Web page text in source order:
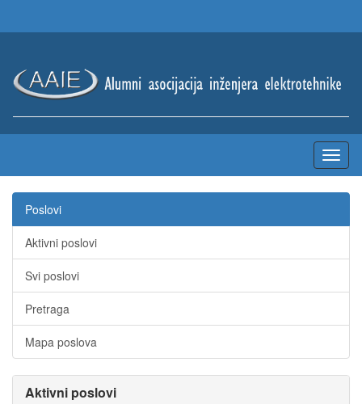
Poslovi
Aktivni poslovi
Svi poslovi
Pretraga
Mapa poslova
Aktivni poslovi